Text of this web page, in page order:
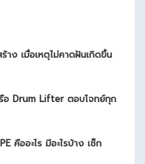
ง เมื่อเหตุไม่คาดฝันเกิดขึ้น
อ Drum Lifter ตอบโจทย์ทุก
คืออะไร มีอะไรบ้าง เช็ก